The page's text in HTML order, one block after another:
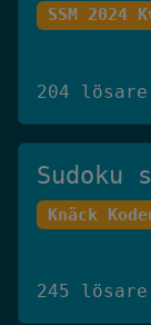
SSM 2024
204 lösare
Knäck
245 lösare